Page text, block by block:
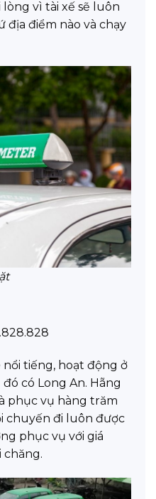
vì tài xế sẽ luôn
địa điểm nào và chạy
tiếng, hoạt động ở
có Long An. Hãng
phục vụ hàng trăm
chuyến đi luôn được
phục vụ với giá
chăng.